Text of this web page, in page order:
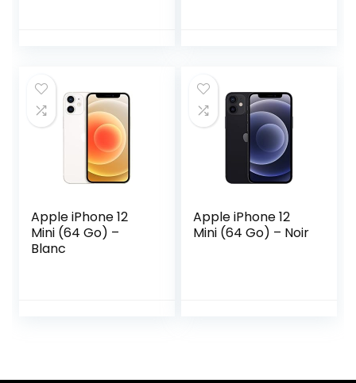
Apple iPhone 12
Mini (64 Go) –
Blanc
Apple iPhone 12
Mini (64 Go) – Noir